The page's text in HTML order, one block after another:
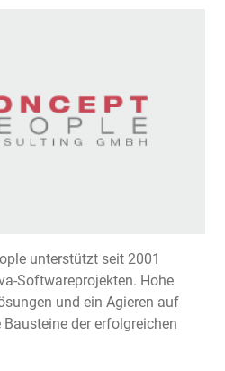
unterstützt seit 2001
Softwareprojekten. Hohe
und ein Agieren auf
der erfolgreichen